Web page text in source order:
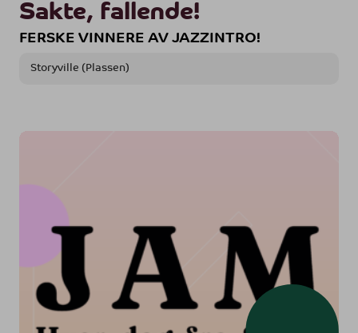
Sakte, fallende!
FERSKE VINNERE AV JAZZINTRO!
Storyville (Plassen)